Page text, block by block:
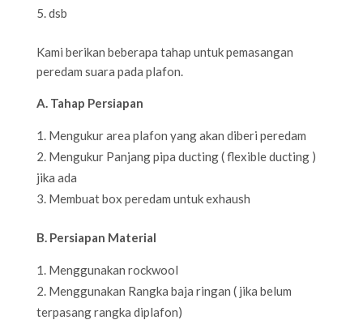
dsb
Kami berikan beberapa tahap untuk pemasangan
peredam suara pada plafon.
A. Tahap Persiapan
Mengukur area plafon yang akan diberi peredam
Mengukur Panjang pipa ducting ( flexible ducting )
jika ada
Membuat box peredam untuk exhaush
B. Persiapan Material
Menggunakan rockwool
Menggunakan Rangka baja ringan ( jika belum
terpasang rangka diplafon)